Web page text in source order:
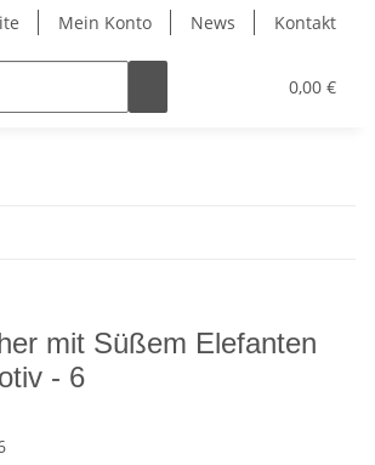
Mein Konto News Kontakt
0,00 €
mit Süßem Elefanten
- 6